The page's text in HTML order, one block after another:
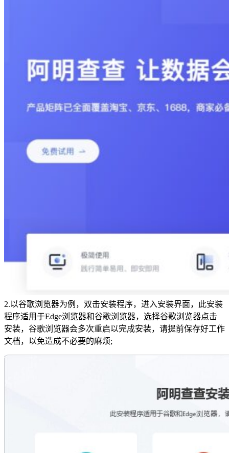
2.以谷歌浏览器为例，双击安装程序，进入安装界面，此安装
程序适用于Edge浏览器和谷歌浏览器，选择谷歌浏览器点击
安装，谷歌浏览器会多次重启以完成安装，请提前保存好工作
文档，以免造成不必要的麻烦;